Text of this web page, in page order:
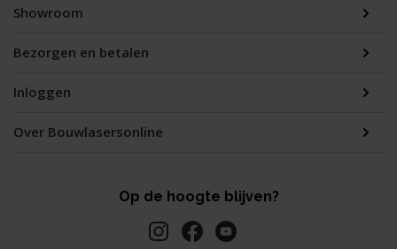
Showroom
Bezorgen en betalen
Inloggen
Over Bouwlasersonline
Op de hoogte blijven?